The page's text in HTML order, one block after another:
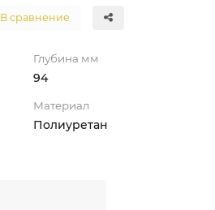
В сравнение
Глубина мм
94
Материал
Полиуретан